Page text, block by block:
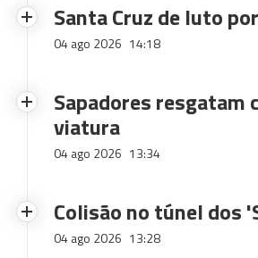
Santa Cruz de luto
04 ago 2026 14:18
Sapadores resgatam
viatura
04 ago 2026 13:34
Colisão no túnel dos
04 ago 2026 13:28